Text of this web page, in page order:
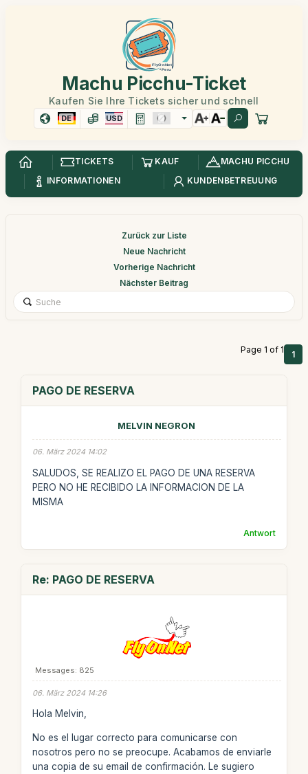
Machu Picchu-Ticket
Kaufen Sie Ihre Tickets sicher und schnell
DE USD
TICKETS KAUF
MACHU PICCHU
INFORMATIONEN
KUNDENBETREUUNG
Zurück zur Liste
Neue Nachricht
Vorherige Nachricht
Nächster Beitrag
Page 1 of 1 1
PAGO DE RESERVA
MELVIN NEGRON
06. März 2024 14:02
SALUDOS, SE REALIZO EL PAGO DE UNA RESERVA
PERO NO HE RECIBIDO LA INFORMACION DE LA
MISMA
Antwort
Re: PAGO DE RESERVA
Messages: 825
06. März 2024 14:26
Hola Melvin,
No es el lugar correcto para comunicarse con
nosotros pero no se preocupe. Acabamos de enviarle
una copia de su email de confirmación. Le sugiero